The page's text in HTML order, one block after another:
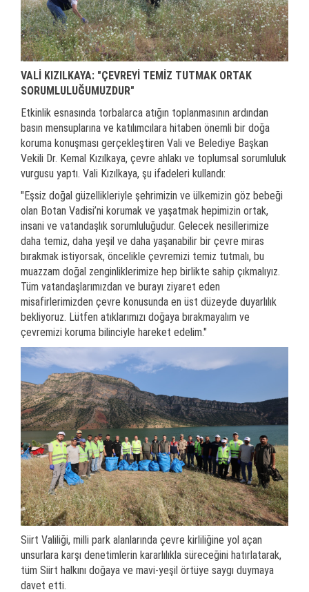
VALİ KIZILKAYA: "ÇEVREYİ TEMİZ TUTMAK ORTAK
SORUMLULUĞUMUZDUR"
Etkinlik esnasında torbalarca atığın toplanmasının ardından
basın mensuplarına ve katılımcılara hitaben önemli bir doğa
koruma konuşması gerçekleştiren Vali ve Belediye Başkan
Vekili Dr. Kemal Kızılkaya, çevre ahlakı ve toplumsal sorumluluk
vurgusu yaptı. Vali Kızılkaya, şu ifadeleri kullandı:
"Eşsiz doğal güzellikleriyle şehrimizin ve ülkemizin göz bebeği
olan Botan Vadisi’ni korumak ve yaşatmak hepimizin ortak,
insani ve vatandaşlık sorumluluğudur. Gelecek nesillerimize
daha temiz, daha yeşil ve daha yaşanabilir bir çevre miras
bırakmak istiyorsak, öncelikle çevremizi temiz tutmalı, bu
muazzam doğal zenginliklerimize hep birlikte sahip çıkmalıyız.
Tüm vatandaşlarımızdan ve burayı ziyaret eden
misafirlerimizden çevre konusunda en üst düzeyde duyarlılık
bekliyoruz. Lütfen atıklarımızı doğaya bırakmayalım ve
çevremizi koruma bilinciyle hareket edelim."
Siirt Valiliği, milli park alanlarında çevre kirliliğine yol açan
unsurlara karşı denetimlerin kararlılıkla süreceğini hatırlatarak,
tüm Siirt halkını doğaya ve mavi-yeşil örtüye saygı duymaya
davet etti.